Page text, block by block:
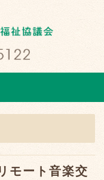
モート音楽交